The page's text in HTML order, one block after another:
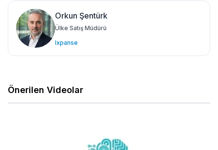
Orkun Şentürk
Ülke Satış Müdürü
Ixpanse
Önerilen Videolar